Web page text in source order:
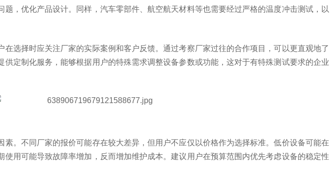
题，优化产品设计。同样，汽车零部件、航空航天材料等也需要经过严格的温度冲击测试，以
在选择时应关注厂家的实际案例和客户反馈。通过考察厂家过往的合作项目，可以更直观地了
供定制化服务，能够根据用户的特殊需求调整设备参数或功能，这对于有特殊测试要求的企业
素。不同厂家的报价可能存在较大差异，但用户不应仅以价格作为选择标准。低价设备可能在
使用可能导致故障率增加，反而增加维护成本。建议用户在预算范围内优先考虑设备的稳定性